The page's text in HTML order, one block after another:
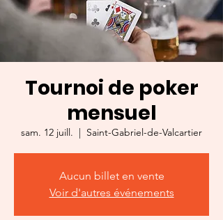
Tournoi de poker
mensuel
sam. 12 juill.
  |
Saint-Gabriel-de-Valcartier
Aucun billet en vente
Voir d'autres événements